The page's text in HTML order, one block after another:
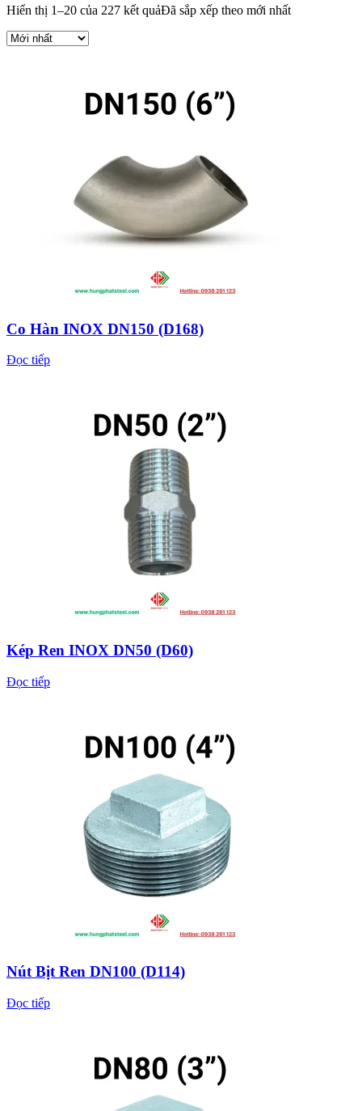
Hiển thị 1–20 của 227 kết quảĐã sắp xếp theo mới nhất
Co Hàn INOX DN150 (D168)
Đọc tiếp
Kép Ren INOX DN50 (D60)
Đọc tiếp
Nút Bịt Ren DN100 (D114)
Đọc tiếp